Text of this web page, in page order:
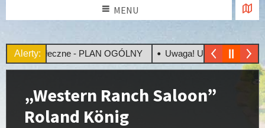
MENU
Alerty:
Społeczne - PLAN OGÓLNY Uwaga! Upały
„Western Ranch Saloon”
Roland König